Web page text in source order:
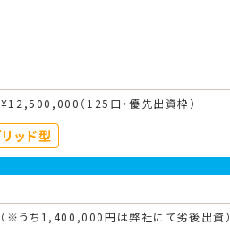
（125口・優先出資枠）
ッド型
（※うち1,400,000円は弊社にて劣後出資）